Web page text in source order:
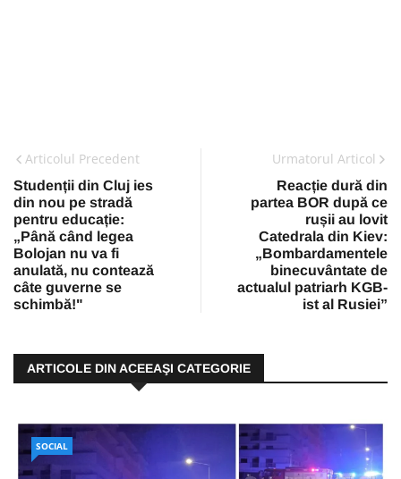
Articolul Precedent
Studenții din Cluj ies
din nou pe stradă
pentru educație:
„Până când legea
Bolojan nu va fi
anulată, nu contează
câte guverne se
schimbă!"
Urmatorul Articol
Reacție dură din
partea BOR după ce
rușii au lovit
Catedrala din Kiev:
„Bombardamentele
binecuvântate de
actualul patriarh KGB-
ist al Rusiei”
ARTICOLE DIN ACEEAŞI CATEGORIE
SOCIAL